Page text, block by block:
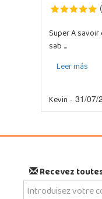
(
Super A
sab ...
Leer más
Kevin - 31/07/
Recevez